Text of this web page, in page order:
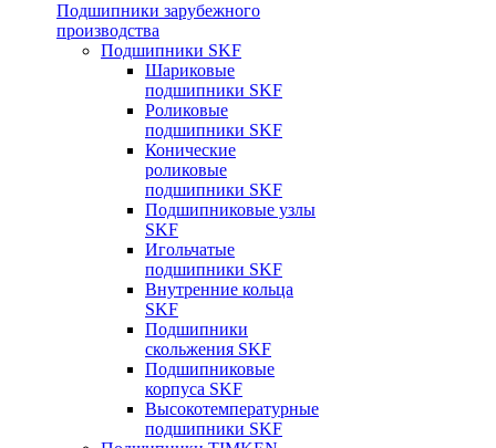
Подшипники зарубежного
производства
Подшипники SKF
Шариковые
подшипники SKF
Роликовые
подшипники SKF
Конические
роликовые
подшипники SKF
Подшипниковые узлы
SKF
Игольчатые
подшипники SKF
Внутренние кольца
SKF
Подшипники
скольжения SKF
Подшипниковые
корпуса SKF
Высокотемпературные
подшипники SKF